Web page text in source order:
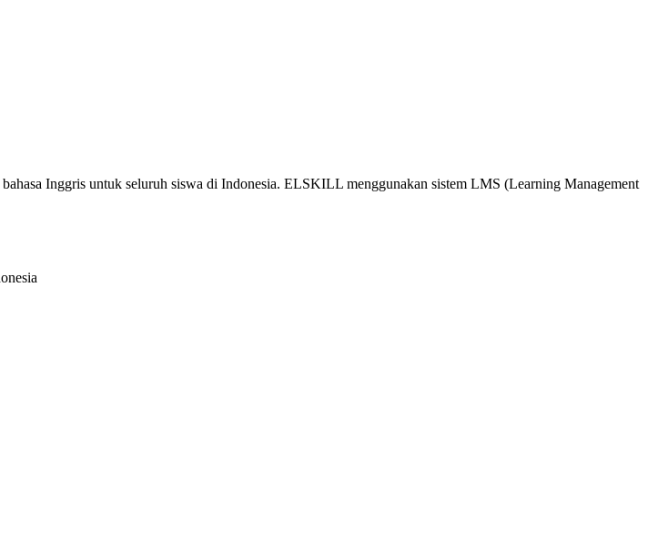
Inggris untuk seluruh siswa di Indonesia. ELSKILL menggunakan sistem LMS (Learning Management